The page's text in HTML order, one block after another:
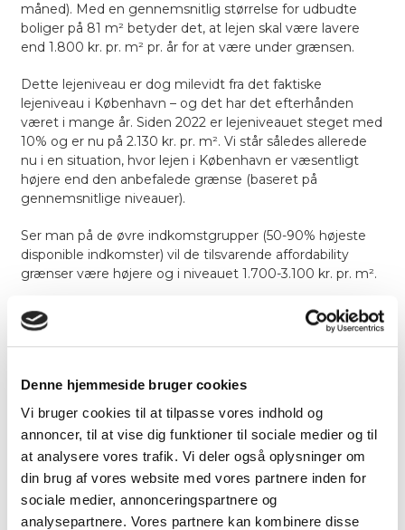
Denne hjemmeside bruger cookies
Vi bruger cookies til at tilpasse vores indhold og
annoncer, til at vise dig funktioner til sociale medier og til
at analysere vores trafik. Vi deler også oplysninger om
din brug af vores website med vores partnere inden for
sociale medier, annonceringspartnere og
analysepartnere. Vores partnere kan kombinere disse
måned). Med en gennemsnitlig størrelse for udbudte
boliger på 81 m² betyder det, at lejen skal være lavere
end 1.800 kr. pr. m² pr. år for at være under grænsen.
Dette lejeniveau er dog milevidt fra det faktiske
lejeniveau i København – og det har det efterhånden
været i mange år. Siden 2022 er lejeniveauet steget med
10% og er nu på 2.130 kr. pr. m². Vi står således allerede
nu i en situation, hvor lejen i København er væsentligt
højere end den anbefalede grænse (baseret på
gennemsnitlige niveauer).
Ser man på de øvre indkomstgrupper (50-90% højeste
disponible indkomster) vil de tilsvarende affordability
grænser være højere og i niveauet 1.700-3.100 kr. pr. m².
HVAD MED ALTERNATIVERNE?
Hvis de boligsøgende fremadrettet er villige til at bruge
den samme andel af deres disponible indkomst på
i takt med reallønsvæksten, som i 2024 og 2025
forventes at være på hhv. 3,6% og 1,6%. Tendensen for de
seneste par år viser dog, at udbudslejen i København er
steget med mere end reallønsvæksten, hvilket vil sige, at
huslejeandelen er steget.
Selvom vi også i omegnskommunerne har set markante
stigninger i de seneste år, er lejen pr. m² fortsat noget